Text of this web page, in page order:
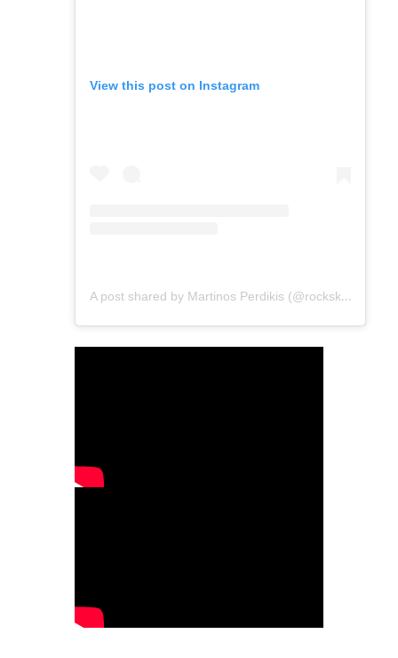
View this post on Instagram
A post shared by Martinos Perdikis (@rockskini)